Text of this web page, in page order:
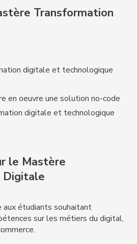
Transformation
digitale et technologique
en oeuvre une solution no-code
digitale et technologique
le Mastère
Digitale
aux étudiants souhaitant
sur les métiers du digital,